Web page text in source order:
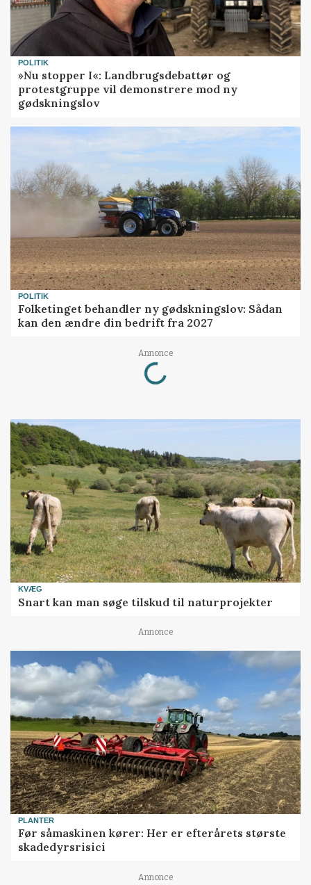
POLITIK
»Nu stopper I«: Landbrugsdebattør og
protestgruppe vil demonstrere mod ny
gødskningslov
POLITIK
Folketinget behandler ny gødskningslov: Sådan
kan den ændre din bedrift fra 2027
Annonce
Loading...
KVÆG
Snart kan man søge tilskud til naturprojekter
Annonce
PLANTER
Før såmaskinen kører: Her er efterårets største
skadedyrsrisici
Annonce